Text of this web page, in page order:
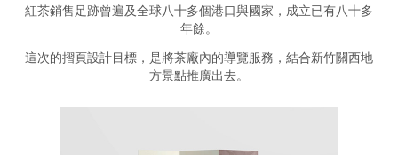
紅茶銷售足跡曾遍及全球八十多個港口與國家，成立已有八十多
年餘。
這次的摺頁設計目標，是將茶廠內的導覽服務，結合新竹關西地
方景點推廣出去。